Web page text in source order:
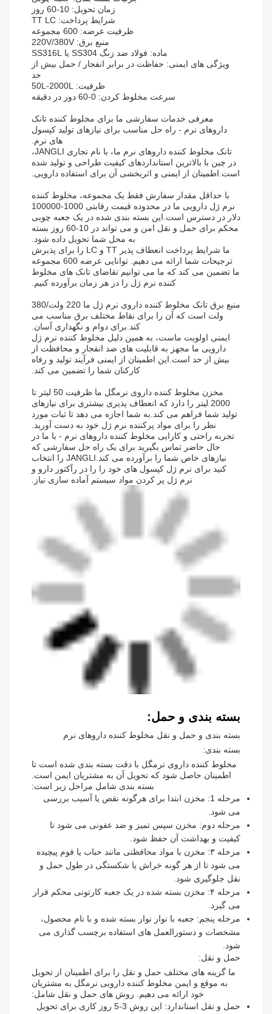
زمان تحویل: 10-60 روز
شرایط پرداخت: TT LC
ظرفیت عرضه: 600 مجموعه
منبع برق: 220V/380V
ماده: فولاد ضد زنگ SS304 یا SS316L
ویژگی های ایمنی: حفاظت در برابر انفجار / حمل بیش از
حد
ظرفیت: 50L-2000L
سرعت مخلوط کردن: 0-60 دور در دقیقه
معرفی خدمات سفارشی ما برای مخلوط کننده تانک
داروهای نرم - راه حل مناسب برای نیازهای تولید کپسول
های نرم.
تانک مخلوط کننده داروهای نرم ما، با نام تجاری JANGLI،
در چین با بالاترین استانداردهای کیفیت طراحی و تولید شده
است.اطمینان از ایمنی و اثربخشی آن برای استفاده دارویی.
با حداقل مقدار سفارش فقط یک مجموعه، مخلوط کننده
نرم ژل دارویی ما در محدوده قیمت رقابتی 1000-100000
دلار در دسترس است.این بسته بندی شده در یک جعبه چوبی
محکم برای حمل و نقل امن و می تواند در 10-60 روز بسته
به محل شما تحویل داده شود.
ما شرایط پرداخت انعطاف پذیر TT و LC را برای پذیرش
ترجیحات شما ارائه می دهیم. توانایی عرضه 600 مجموعه
ما تضمین می کند که ما می توانیم تقاضای تانک های مخلوط
کننده نرم ژل را در هر زمان برآورده کنیم.
منبع برق تانک مخلوط کننده داروی نرم ژل ما 220 ولت/380
ولت است که آن را برای نقاط مختلف برق مناسب می
کند.برای دوام و نگهداری آسان.
ایمنی اولویت ماست، به همین دلیل مخلوط کننده نرم ژل
دارویی ما مجهز به قابلیت های ضد انفجار و محافظت از
بیش از حد است.این اطمینان از ایمنی فرآیند تولید و رفاه
کارکنان شما را تضمین می کند.
مخزن مخلوط کننده داروی نرمگل ما ظرفیت 50 لیتر تا
2000 لیتر را دارد که انعطاف پذیری بیشتری برای نیازهای
تولید شما فراهم می کند.به شما اجازه می دهد تا ثبات مورد
نظر را برای مواد پرکننده نرم ژل خود به دست آورید.
تجربه راحتی و کارایی مخلوط کننده داروهای نرم - با ما در
حال حاضر تماس بگیرید برای یک راه حل سفارشی که
نیازهای خاص شما را برآورده می کند.JANGLI را انتخاب
کنید برای نرم ژل کپسول های خود را را در رآکتور دارو و
نرم ژل پر کردن مواد سیستم آماده سازی نیاز.
بسته بندی و حمل:
بسته بندی و حمل و نقل مخلوط کننده داروهای نرم
بسته بندی:
مخلوط کننده داروی نرمگل با دقت بسته بندی شده است تا
اطمینان حاصل شود که تحویل آن به مشتریان ایمن است.
بسته بندی شامل مراحل زیر است:
مرحله 1: مخزن ابتدا برای هرگونه نقص یا آسیب بررسی
می شود.
مرحله دوم: مخزن سپس تمیز و ضد عفونی می شود تا
کیفیت و بهداشت آن حفظ شود.
مرحله ۳: مخزن با مواد محافظتی مانند حباب یا فوم پیچیده
می شود تا از هر گونه خراش یا شکستگی در طول حمل و
نقل جلوگیری شود.
مرحله ۴: مخزن بسته شده در یک جعبه کارتونی محکم قرار
می گیرد.
مرحله پنجم: جعبه با نوار نوار بسته شده و با نام محصول،
مشخصات و دستورالعمل های استفاده برچسب گذاری می
شود.
حمل و نقل:
ما گزینه های مختلف حمل و نقل را برای اطمینان از تحویل
به موقع و ایمن مخلوط کننده دارویی نرمگل به مشتریان
خود ارائه می دهیم. روش های حمل و نقل شامل:
حمل و نقل استاندارد: این روش 3-5 روز کاری برای تحویل